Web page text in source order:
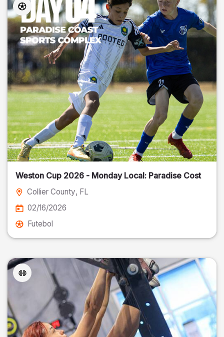
Weston Cup 2026 - Monday Local: Paradise Cost
Collier County, FL
02/16/2026
Futebol